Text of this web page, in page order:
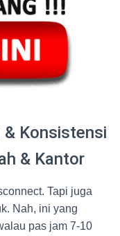
Konsistensi
& Kantor
Tapi juga
Nah, ini yang
pas jam 7-10